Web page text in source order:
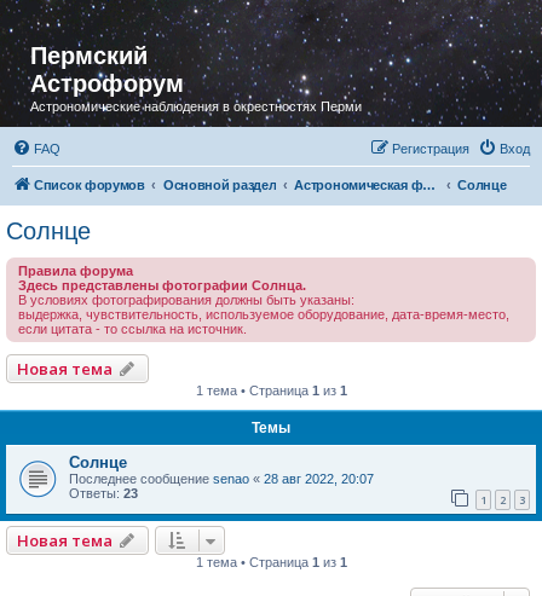
Пермский
Астрофорум
Астрономические наблюдения в окрестностях Перми
FAQ Вход
Регистрация
Список форумов Основной раздел Астрономическая фотография Солнце
Солнце
Правила форума
Здесь представлены фотографии Солнца.
В условиях фотографирования должны быть указаны:
выдержка, чувствительность, используемое оборудование, дата-время-место,
если цитата - то ссылка на источник.
Новая тема
1 тема • Страница 1 из 1
Темы
Солнце
Последнее сообщение senao « 28 авг 2022, 20:07
Ответы: 23 1 2 3
Новая тема
1 тема • Страница 1 из 1